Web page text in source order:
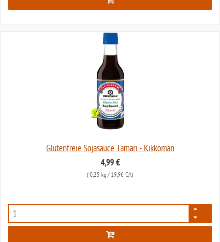
Glutenfreie Sojasauce Tamari - Kikkoman
4,99 €
( 0,25 kg / 19,96 €/l)
5990